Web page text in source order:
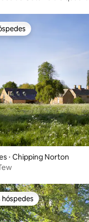
⋅ Chipping Norton
preferidos dos hóspedes
hóspedes